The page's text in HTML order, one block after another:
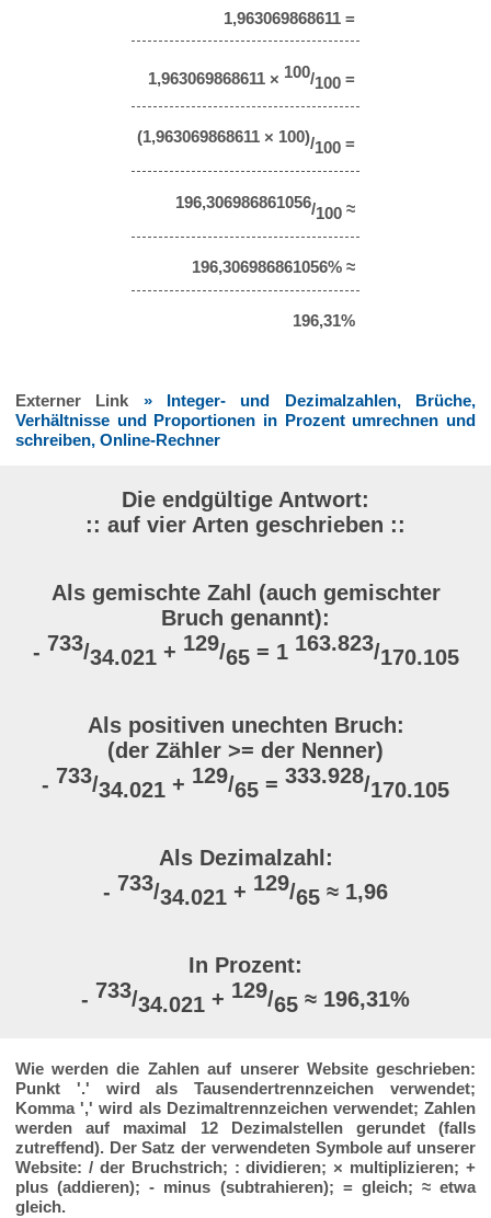
1,963069868611 =
1,963069868611 × 100/100=
(1,963069868611 × 100)/100=
196,306986861056/100≈
196,306986861056% ≈
196,31%
Externer Link » Integer- und Dezimalzahlen, Brüche,
Verhältnisse und Proportionen in Prozent umrechnen und
schreiben, Online-Rechner
Die endgültige Antwort:
:: auf vier Arten geschrieben ::
Als gemischte Zahl (auch gemischter
Bruch genannt):
- 733/34.021 + 129/65= 1 163.823/170.105
Als positiven unechten Bruch:
(der Zähler >= der Nenner)
- 733/34.021 + 129/65 = 333.928/170.105
Als Dezimalzahl:
- 733/34.021 + 129/65 ≈ 1,96
In Prozent:
- 733/34.021 + 129/65 ≈ 196,31%
Wie werden die Zahlen auf unserer Website geschrieben:
Punkt '.' wird als Tausendertrennzeichen verwendet;
Komma ',' wird als Dezimaltrennzeichen verwendet; Zahlen
werden auf maximal 12 Dezimalstellen gerundet (falls
zutreffend). Der Satz der verwendeten Symbole auf unserer
Website: / der Bruchstrich; : dividieren; × multiplizieren; +
plus (addieren); - minus (subtrahieren); = gleich; ≈ etwa
gleich.